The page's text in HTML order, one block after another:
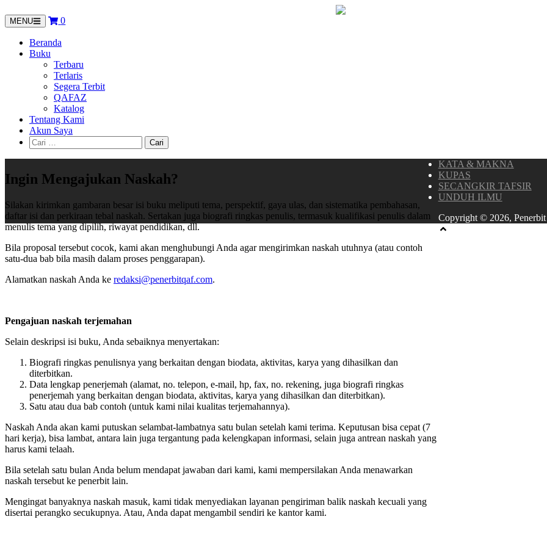
keMENU 0
Beranda
Buku
Terbaru
Terlaris
Segera Terbit
QAFAZ
Katalog
Tentang Kami
Akun Saya
Cari
untuk:
Ingin Mengajukan Naskah?
Silakan kirimkan gambaran besar isi buku meliputi tema, perspektif, gaya ulas, dan sistematika pembahasan,
daftar isi dan perkiraan tebal naskah. Sertakan juga biografi ringkas penulis, termasuk kualifikasi penulis dalam
menulis tema yang dipilih, riwayat pendidikan, dll.
Bila proposal tersebut cocok, kami akan menghubungi Anda agar mengirimkan naskah utuhnya (atau contoh
satu-dua bab bila masih dalam proses penggarapan).
Alamatkan naskah Anda ke redaksi@penerbitqaf.com.
Pengajuan naskah terjemahan
Selain deskripsi isi buku, Anda sebaiknya menyertakan:
Biografi ringkas penulisnya yang berkaitan dengan biodata, aktivitas, karya yang dihasilkan dan
diterbitkan.
Data lengkap penerjemah (alamat, no. telepon, e-mail, hp, fax, no. rekening, juga biografi ringkas
penerjemah yang berkaitan dengan biodata, aktivitas, karya yang dihasilkan dan diterbitkan).
Satu atau dua bab contoh (untuk kami nilai kualitas terjemahannya).
Naskah Anda akan kami putuskan selambat-lambatnya satu bulan setelah kami terima. Keputusan bisa cepat (7
hari kerja), bisa lambat, antara lain juga tergantung pada kelengkapan informasi, selain juga antrean naskah yang
harus kami telaah.
Bila setelah satu bulan Anda belum mendapat jawaban dari kami, kami mempersilakan Anda menawarkan
naskah tersebut ke penerbit lain.
Mengingat banyaknya naskah masuk, kami tidak menyediakan layanan pengiriman balik naskah kecuali yang
disertai perangko secukupnya. Atau, Anda dapat mengambil sendiri ke kantor kami.
KATA & MAKNA
KUPAS
SECANGKIR TAFSIR
UNDUH ILMU
Copyright © 2026,